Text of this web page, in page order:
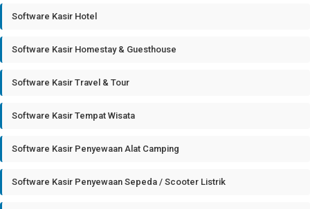
Software Kasir Hotel
Software Kasir Homestay & Guesthouse
Software Kasir Travel & Tour
Software Kasir Tempat Wisata
Software Kasir Penyewaan Alat Camping
Software Kasir Penyewaan Sepeda / Scooter Listrik